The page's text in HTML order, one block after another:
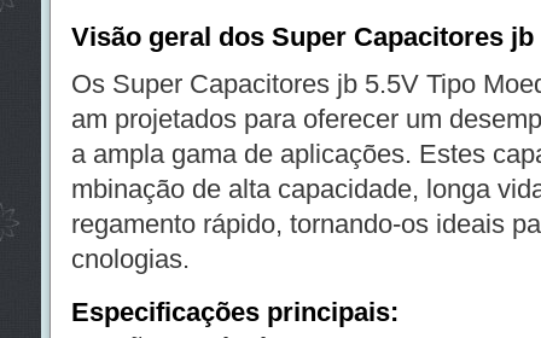
Visão geral dos Super Capacitores jb
Os Super Capacitores jb 5.5V Tipo
am projetados para oferecer um
a ampla gama de aplicações. Estes
mbinação de alta capacidade, longa
regamento rápido, tornando-os ideais
cnologias.
Especificações principais: